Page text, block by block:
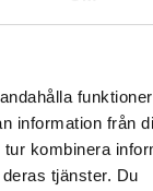
information från
kombinera
tjänster. Du